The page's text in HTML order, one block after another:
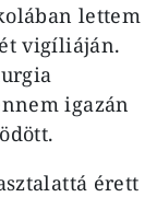
lettem
vigíliáján.
igazán
érett